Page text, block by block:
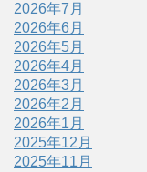
2026年7月
2026年6月
2026年5月
2026年4月
2026年3月
2026年2月
2026年1月
2025年12月
2025年11月